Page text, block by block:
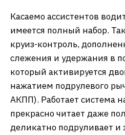
Касаемо ассистентов
имеется полный набор.
круиз-контроль,
слежения и удержания в
который активируется
нажатием подрулевого
АКПП). Работает система
прекрасно читает даже
деликатно подруливает и